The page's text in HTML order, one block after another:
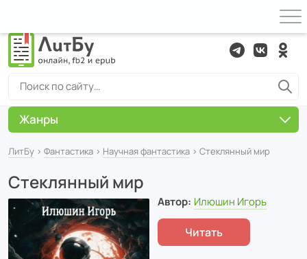
ЛитБу › Фантастика › Научная фантастика › Стеклянный мир
Стеклянный мир
Автор: Илюшин Игорь
Читать
Жанры